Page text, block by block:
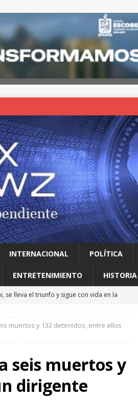
INTERNACIONAL POLÍTICA
ENTRETENIMIENTO
se lleva el triunfo y sigue con vida en la
León: Waldo
LOCAL
muertos y 132 detenidos, entre ellos
seis muertos y
dirigente